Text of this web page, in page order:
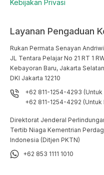
Kebijakan Privasi
Layanan Pengaduan
Rukan Permata Senayan
JL Tentara Pelajar No 21 RT 1
Kebayoran Baru, Jakarta Selatan
DKI Jakarta 12210
+62 811-1254-4293 (Untuk
+62 811-1254-4292 (Untuk
Direktorat Jenderal
Tertib Niaga Kementrian
Indonesia (Ditjen PKTN)
+62 853 1111 1010